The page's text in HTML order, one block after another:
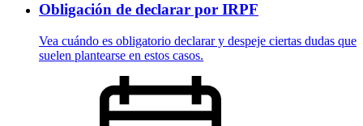
Obligación de declarar por IRPF
Vea cuándo es obligatorio declarar y despeje ciertas dudas que
suelen plantearse en estos casos.